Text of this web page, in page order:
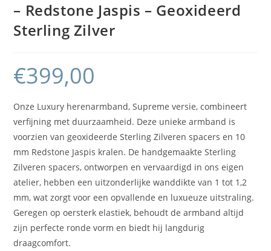
– Redstone Jaspis – Geoxideerd
Sterling Zilver
€399,00
Onze Luxury herenarmband, Supreme versie, combineert
verfijning met duurzaamheid. Deze unieke armband is
voorzien van geoxideerde Sterling Zilveren spacers en 10
mm Redstone Jaspis kralen. De handgemaakte Sterling
Zilveren spacers, ontworpen en vervaardigd in ons eigen
atelier, hebben een uitzonderlijke wanddikte van 1 tot 1,2
mm, wat zorgt voor een opvallende en luxueuze uitstraling.
Geregen op oersterk elastiek, behoudt de armband altijd
zijn perfecte ronde vorm en biedt hij langdurig
draagcomfort.